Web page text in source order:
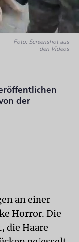
Foto: Screenshot aus
den Videos
der
an einer
Horror. Die
die Haare